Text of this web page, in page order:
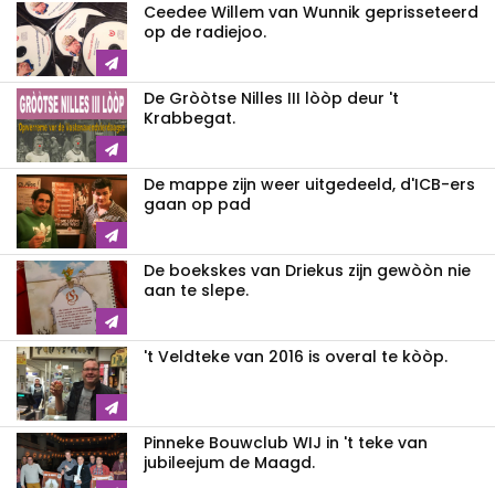
Ceedee Willem van Wunnik geprisseteerd
op de radiejoo.
De Gròòtse Nilles III lòòp deur 't
Krabbegat.
De mappe zijn weer uitgedeeld, d'ICB-ers
gaan op pad
De boekskes van Driekus zijn gewòòn nie
aan te slepe.
't Veldteke van 2016 is overal te kòòp.
Pinneke Bouwclub WIJ in 't teke van
jubileejum de Maagd.